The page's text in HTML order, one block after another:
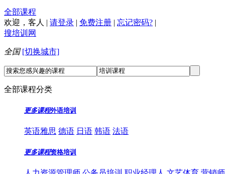
全部课程
欢迎， 客人 | 请登录 | 免费注册 | 忘记密码? |
搜培训网
全国 [切换城市]
全部课程分类
更多课程外语培训
英语雅思 德语 日语 韩语 法语
更多课程资格培训